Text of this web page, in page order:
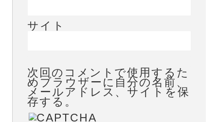
サイト
次回のコメントで使用するた
めブラウザーに自分の名前、
メールアドレス、サイトを保
存する。